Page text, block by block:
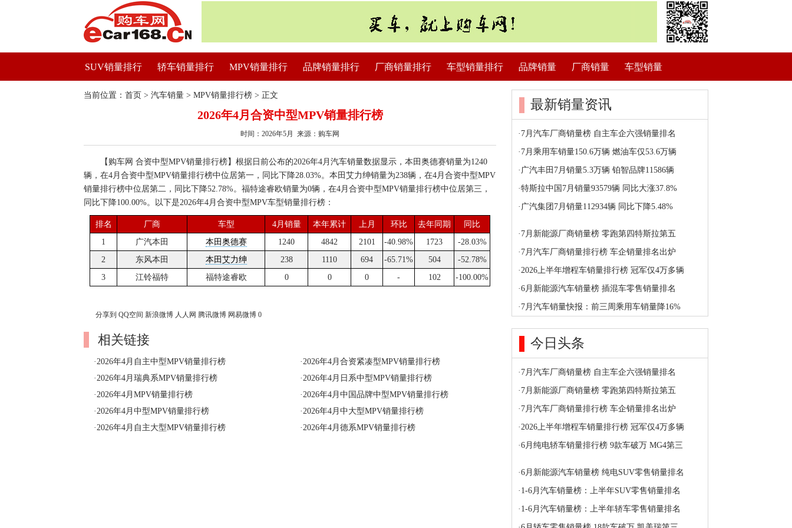
SUV销量排行 轿车销量排行 MPV销量排行 品牌销量排行 厂商销量排行 车型销量排行 品牌销量 厂商销量 车型销量
当前位置： 首页 > 汽车销量 > MPV销量排行榜 > 正文
2026年4月合资中型MPV销量排行榜
时间：2026年5月 来源：购车网
【购车网 合资中型MPV销量排行榜】根据日前公布的2026年4月汽车销量数据显示，本田奥德赛销量为1240
辆，在4月合资中型MPV销量排行榜中位居第一，同比下降28.03%。本田艾力绅销量为238辆，在4月合资中型MPV
销量排行榜中位居第二，同比下降52.78%。福特途睿欧销量为0辆，在4月合资中型MPV销量排行榜中位居第三，
同比下降100.00%。以下是2026年4月合资中型MPV车型销量排行榜：
排名 厂商 车型 4月销量 本年累计 上月 环比 去年同期
同比
1
广汽本田 本田奥德赛 1240 4842 2101 -40.98% 1723
-28.03%
2
东风本田 本田艾力绅 238 1110 694 -65.71% 504
-52.78%
3
江铃福特 福特途睿欧 0 0 0 - 102 -100.00%
分享到 QQ空间 新浪微博 人人网 腾讯微博 网易微博 0
相关链接
·2026年4月自主中型MPV销量排行榜 ·2026年4月合资紧凑型MPV销量排行榜
·2026年4月瑞典系MPV销量排行榜 ·2026年4月日系中型MPV销量排行榜
·2026年4月MPV销量排行榜 ·2026年4月中国品牌中型MPV销量排行榜
·2026年4月中型MPV销量排行榜 ·2026年4月中大型MPV销量排行榜
·2026年4月自主大型MPV销量排行榜 ·2026年4月德系MPV销量排行榜
最新销量资讯
· 7月汽车厂商销量榜 自主车企六强销量排名
· 7月乘用车销量150.6万辆 燃油车仅53.6万辆
· 广汽丰田7月销量5.3万辆 铂智品牌11586辆
·特斯拉中国7月销量93579辆 同比大涨37.8%
· 广汽集团7月销量112934辆 同比下降5.48%
· 7月新能源厂商销量榜 零跑第四特斯拉第五
· 7月汽车厂商销量排行榜 车企销量排名出炉
·2026上半年增程车销量排行榜 冠军仅4万多辆
·6月新能源汽车销量榜 插混车零售销量排名
· 7月汽车销量快报：前三周乘用车销量降16%
今日头条
· 7月汽车厂商销量榜 自主车企六强销量排名
· 7月新能源厂商销量榜 零跑第四特斯拉第五
· 7月汽车厂商销量排行榜 车企销量排名出炉
·2026上半年增程车销量排行榜 冠军仅4万多辆
·6月纯电轿车销量排行榜 9款车破万 MG4第三
·6月新能源汽车销量榜 纯电SUV零售销量排名
· 1-6月汽车销量榜：上半年SUV零售销量排名
· 1-6月汽车销量榜：上半年轿车零售销量排名